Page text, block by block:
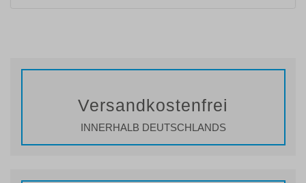
Versandkostenfrei
INNERHALB DEUTSCHLANDS